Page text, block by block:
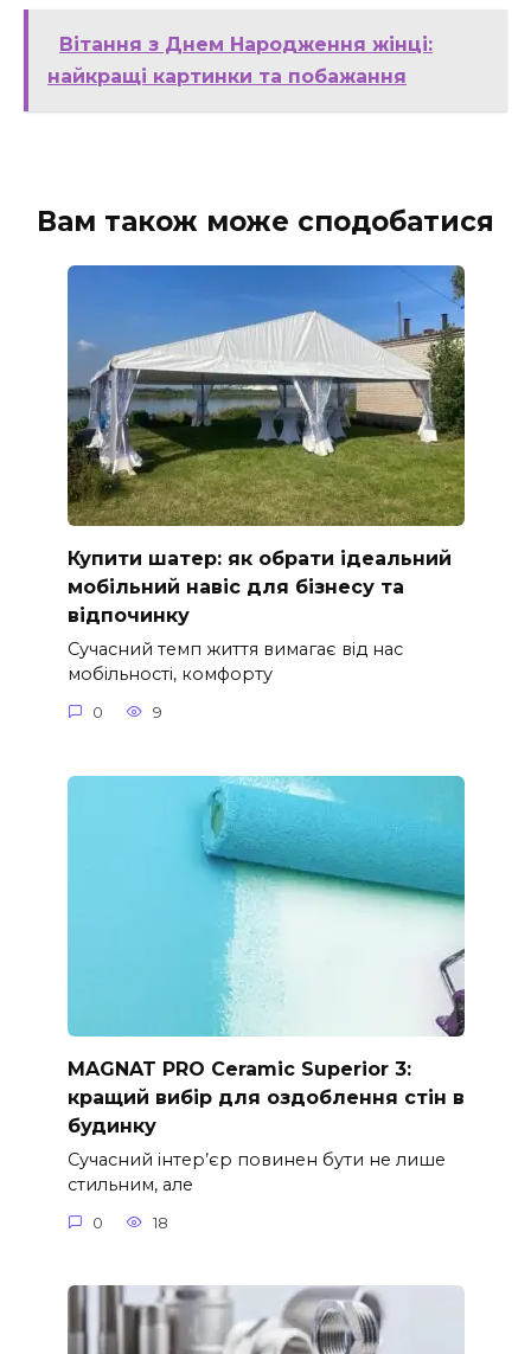
Вітання з Днем Народження жінці:
найкращі картинки та побажання
Вам також може сподобатися
Купити шатер: як обрати ідеальний
мобільний навіс для бізнесу та
відпочинку
Сучасний темп життя вимагає від нас
мобільності, комфорту
0 9
MAGNAT PRO Ceramic Superior 3:
кращий вибір для оздоблення стін в
будинку
Сучасний інтер’єр повинен бути не лише
стильним, але
0 18